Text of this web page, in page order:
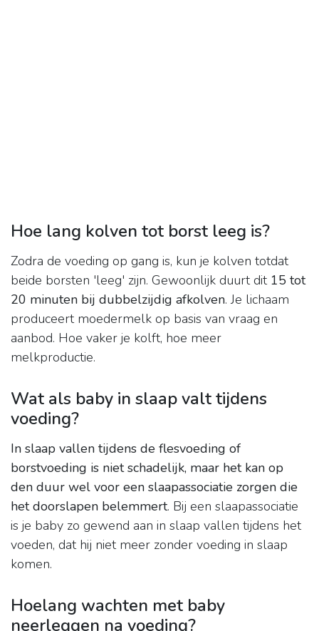
Hoe lang kolven tot borst leeg is?
Zodra de voeding op gang is, kun je kolven totdat
beide borsten 'leeg' zijn. Gewoonlijk duurt dit 15 tot
20 minuten bij dubbelzijdig afkolven. Je lichaam
produceert moedermelk op basis van vraag en
aanbod. Hoe vaker je kolft, hoe meer
melkproductie.
Wat als baby in slaap valt tijdens
voeding?
In slaap vallen tijdens de flesvoeding of
borstvoeding is niet schadelijk, maar het kan op
den duur wel voor een slaapassociatie zorgen die
het doorslapen belemmert. Bij een slaapassociatie
is je baby zo gewend aan in slaap vallen tijdens het
voeden, dat hij niet meer zonder voeding in slaap
komen.
Hoelang wachten met baby
neerleggen na voeding?